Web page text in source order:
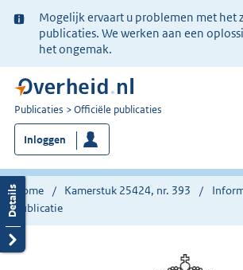
Ter
informatie:
Mogelijk ervaart u problemen met het
publicaties. We werken aan een
het ongemak.
U
bent
nu
hier:
Publicaties Officiële publicaties
Inloggen
Home Kamerstuk 25424, nr. 393
publicatie